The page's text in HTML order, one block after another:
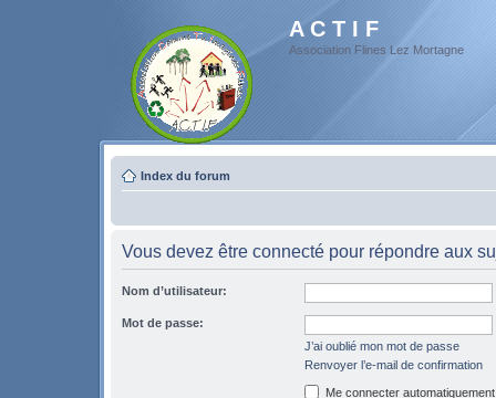
A C T I F
Association Flines Lez Mortagne
Index du forum
Vous devez être connecté pour répondre aux
Nom d’utilisateur:
Mot de passe:
J’ai oublié mon mot de passe
Renvoyer l’e-mail de confirmation
Me connecter